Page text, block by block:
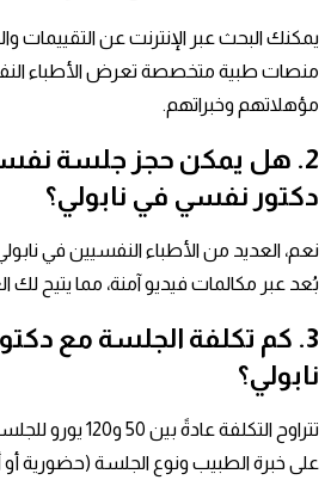
يمكنك البحث عبر الإنترنت عن التقييمات
منصات طبية متخصصة تعرض الأطباء
مؤهلاتهم وخبراتهم.
2. هل يمكن حجز جلسة
دكتور نفسي في نابولي؟
نعم، العديد من الأطباء النفسيين في
بُعد عبر مكالمات فيديو آمنة، مما يتيح
3. كم تكلفة الجلسة مع
نابولي؟
تتراوح التكلفة
على خبرة الطبيب ونوع الجلسة (حضورية أو